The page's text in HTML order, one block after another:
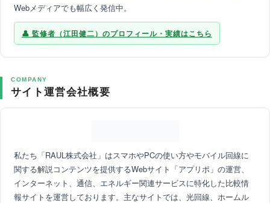
Webメディアでも幅広く発信中。
監修者（江田健二）のプロフィール・実績はこちら
COMPANY
サイト運営会社概要
私たち「RAUL株式会社」はスマホやPCの使い方やモバイル回線に
関する解説コンテンツを提供するWebサイト「アプリポ」の運営、
インターネット、通信、エネルギー関連サービスに特化した比較情
報サイトを運営しております。主なサイトでは、光回線、ホームル